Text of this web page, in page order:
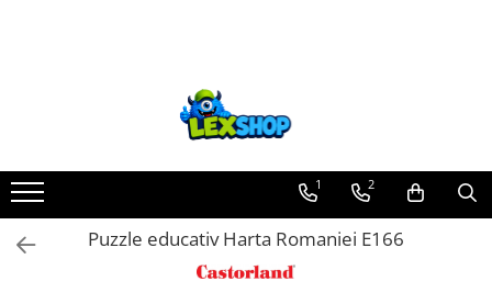
Board Games
Extensii boardgames
Card Games (jocuri cu carti)
1 2
Puzzle educativ Harta Romaniei E166